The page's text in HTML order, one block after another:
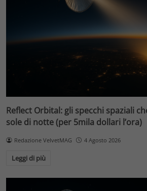
Reflect Orbital: gli specchi spaziali
sole di notte (per 5mila dollari l’ora)
Redazione VelvetMAG 4 Agosto 2026
Leggi di più